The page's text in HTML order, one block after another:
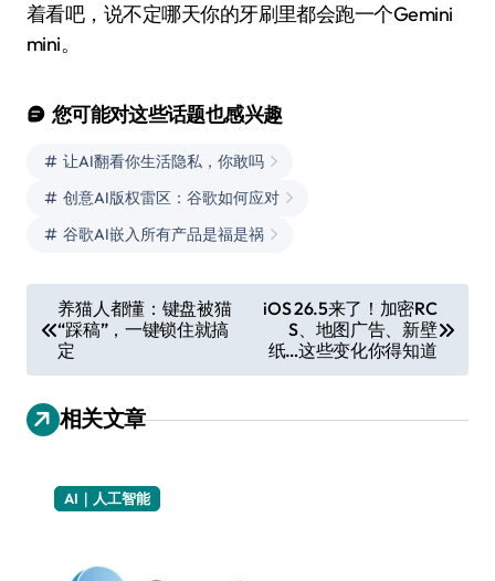
着看吧，说不定哪天你的牙刷里都会跑一个Gemini
mini。
您可能对这些话题也感兴趣
让AI翻看你生活隐私，你敢吗
创意AI版权雷区：谷歌如何应对
谷歌AI嵌入所有产品是福是祸
章
导
航
养猫人都懂：键盘被猫
“踩稿”，一键锁住就搞
定
iOS 26.5来了！加密RC
S、地图广告、新壁
纸…这些变化你得知道
相关文章
AI｜人工智能